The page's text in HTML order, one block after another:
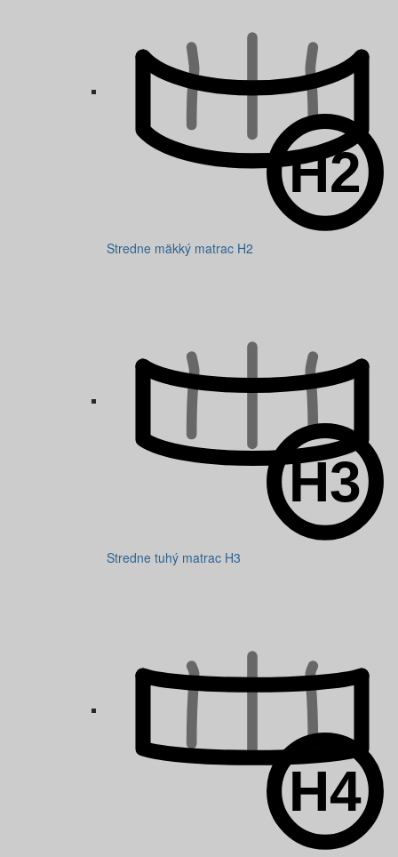
Stredne mäkký matrac H2
Stredne tuhý matrac H3